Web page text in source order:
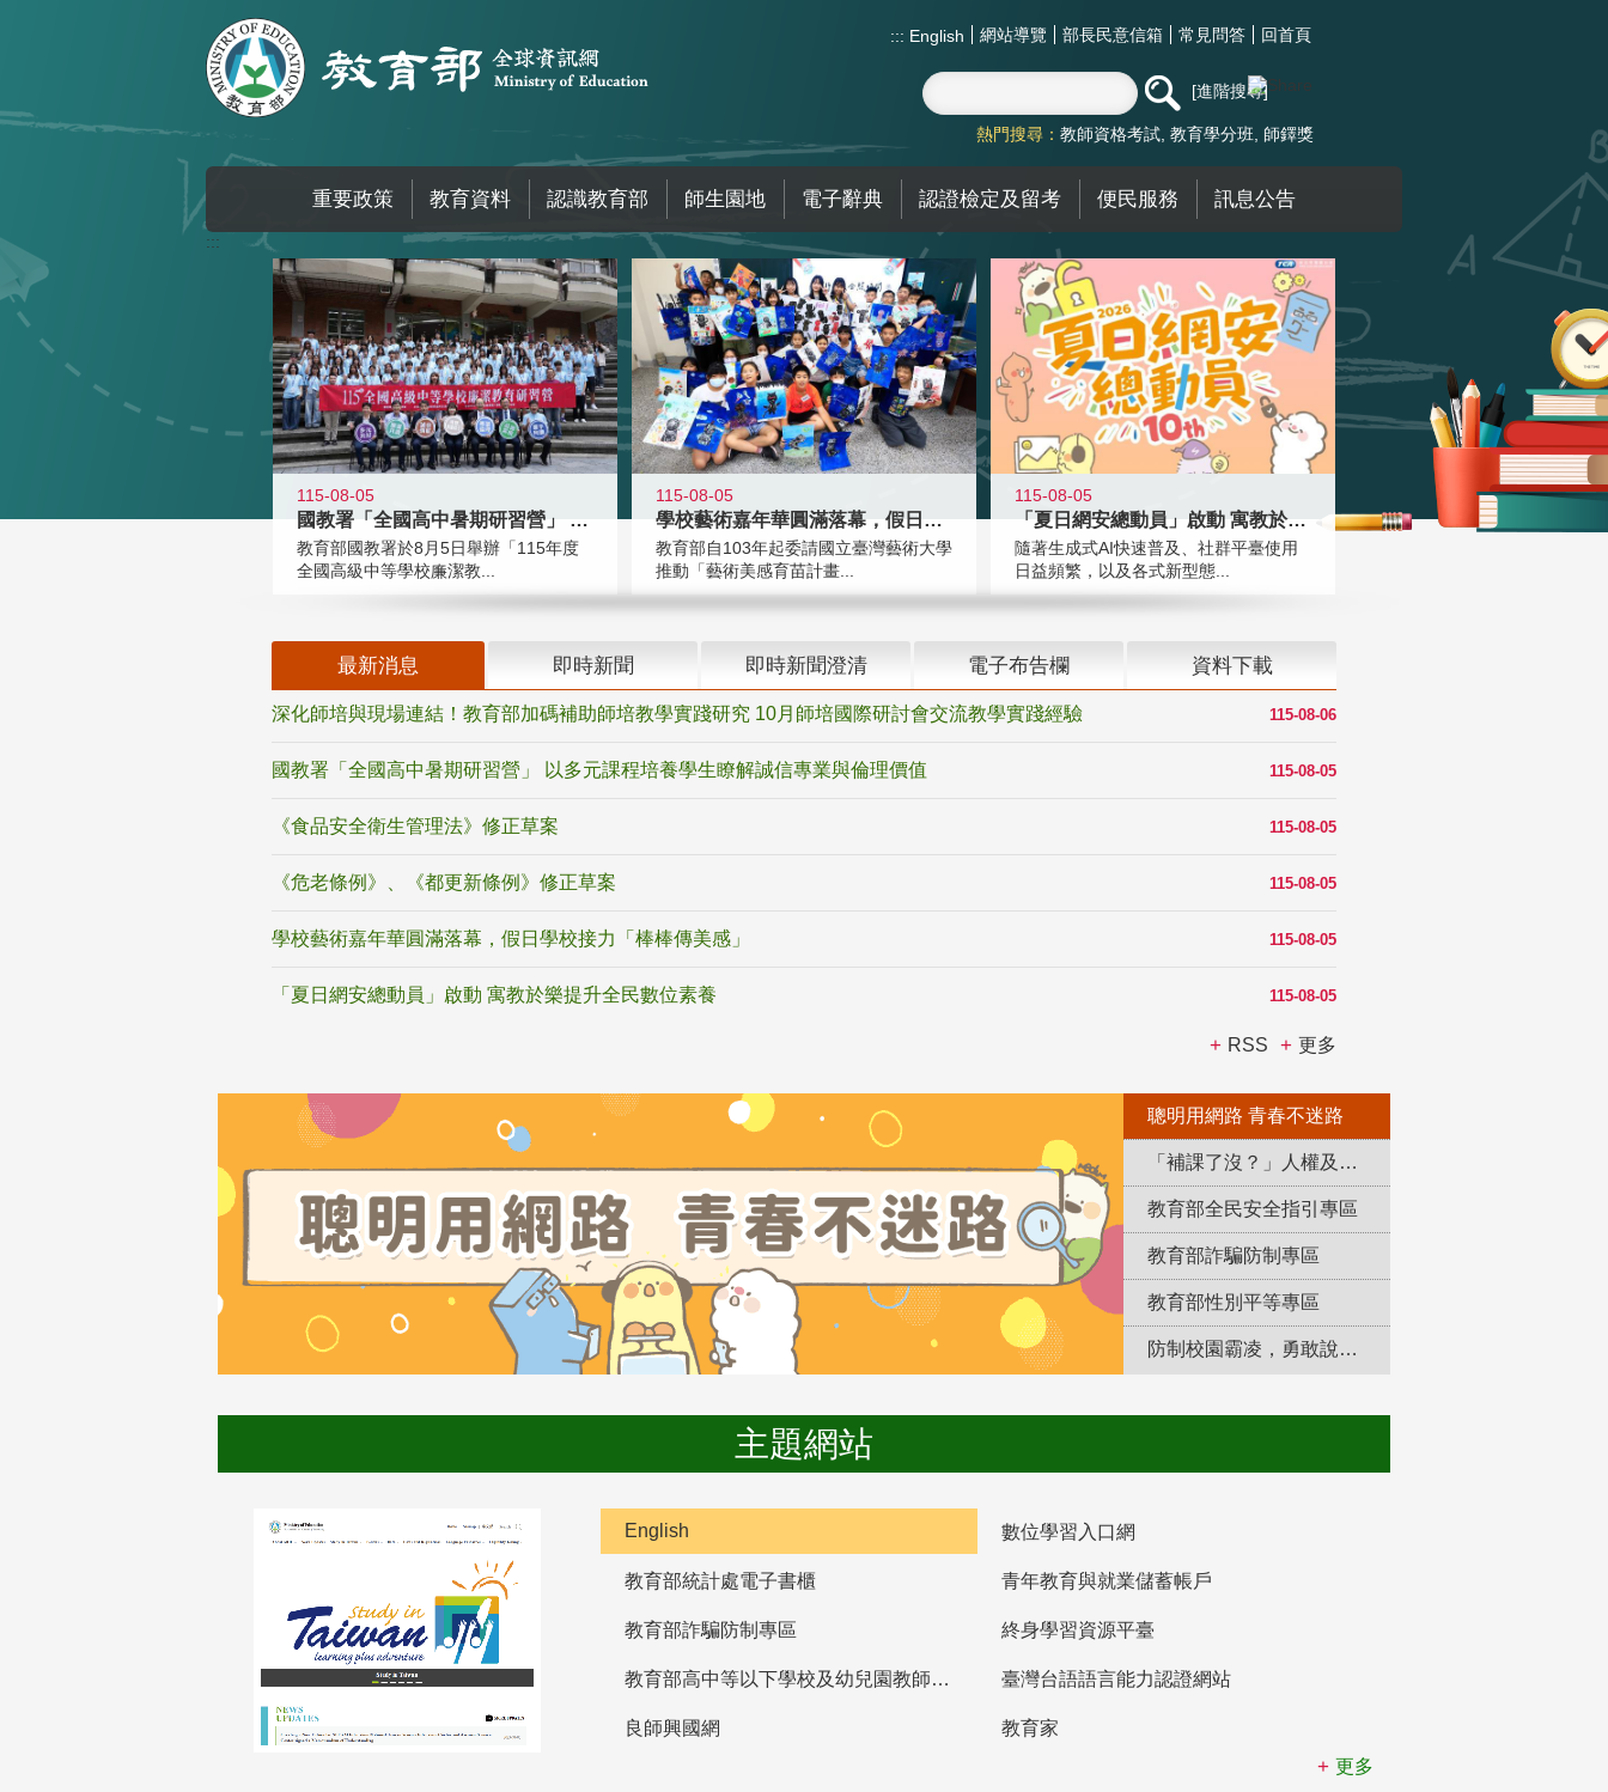
::: English 網站導覽 部長民意信箱 常見問答 回首頁
進階搜尋
熱門搜尋： 教師資格考試 教育學分班 師鐸獎
重要政策 教育資料 認識教育部 師生園地 電子辭典 認證檢定及留考 便民服務 訊息公告
:::
115-08-05
國教署「全國高中暑期研習營」 以多
教育部國教署於8月5日舉辦「115年度
全國高級中等學校廉潔教...
115-08-05
學校藝術嘉年華圓滿落幕，假日學校接
教育部自103年起委請國立臺灣藝術大學
推動「藝術美感育苗計畫...
115-08-05
「夏日網安總動員」啟動 寓教於樂提
隨著生成式AI快速普及、社群平臺使用
日益頻繁，以及各式新型態...
最新消息 即時新聞 即時新聞澄清 電子布告欄 資料下載
115-08-06
深化師培與現場連結！教育部加碼補助師培教學實踐研究 10月師培國際研討會交流教學實踐經驗
115-08-05
國教署「全國高中暑期研習營」 以多元課程培養學生瞭解誠信專業與倫理價值
115-08-05
《食品安全衛生管理法》修正草案
115-08-05
《危老條例》、《都更新條例》修正草案
115-08-05
學校藝術嘉年華圓滿落幕，假日學校接力「棒棒傳美感」
115-08-05
「夏日網安總動員」啟動 寓教於樂提升全民數位素養
RSS 更多
聰明用網路 青春不迷路
「補課了沒？」人權及轉型正義教育專區
教育部全民安全指引專區
教育部詐騙防制專區
教育部性別平等專區
防制校園霸凌，勇敢說出來！
主題網站
English 數位學習入口網
教育部統計處電子書櫃 青年教育與就業儲蓄帳戶
教育部詐騙防制專區 終身學習資源平臺
教育部高中等以下學校及幼兒園教師資格檢定考試 臺灣台語語言能力認證網站
良師興國網
教育家
更多